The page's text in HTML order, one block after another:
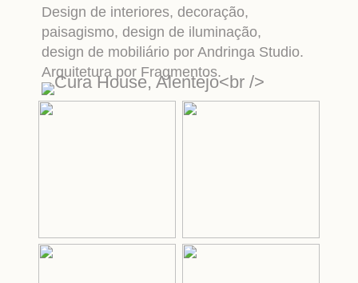
Design de interiores, decoração,
paisagismo, design de iluminação,
design de mobiliário por Andringa Studio.
Arquitetura por Fragmentos.